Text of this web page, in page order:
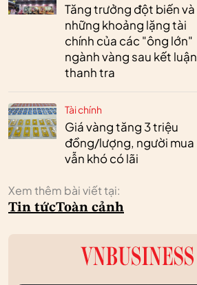
Tăng trưởng đột biến và
những khoảng lặng tài
chính của các "ông lớn"
ngành vàng sau kết luận
thanh tra
Tài chính
Giá vàng tăng 3 triệu
đồng/lượng, người mua
vẫn khó có lãi
Xem thêm bài viết tại:
Tin tứcToàn cảnh